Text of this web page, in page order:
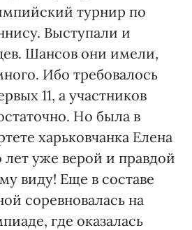
турнир по
Выступали и
Шансов они имели,
Ибо требовалось
11, а участников
Но была в
харьковчанка Елена
лет уже верой и правдой
виду! Еще в составе
соревновалась на
где оказалась